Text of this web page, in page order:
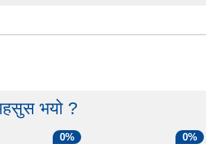
भयो ?
0% 0%